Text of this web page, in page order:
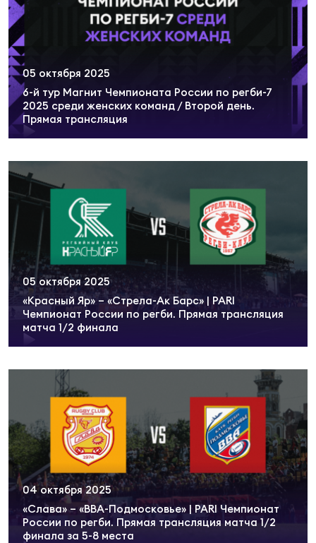
6-й тур Магнит Чемпионата России по регби-7
2025 среди женских команд / Второй день.
Прямая трансляция
05 октября 2025
«Красный Яр» – «Стрела-Ак Барс» | PARI
Чемпионат России по регби. Прямая трансляция
матча 1/2 финала
05 октября 2025
«Слава» – «ВВА-Подмосковье» | PARI Чемпионат
России по регби. Прямая трансляция матча 1/2
финала за 5-8 места
04 октября 2025